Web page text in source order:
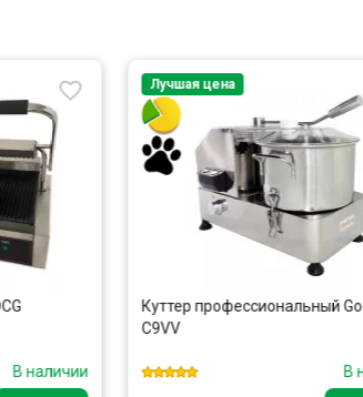
В наличии
Лучшая цена
Куттер профессиональный
C9VV
В